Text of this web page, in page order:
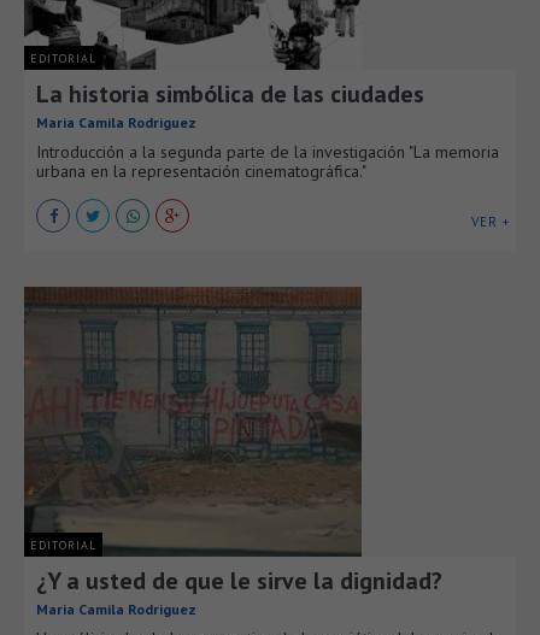
EDITORIAL
La historia simbólica de las ciudades
Maria Camila Rodriguez
Introducción a la segunda parte de la investigación "La memoria
urbana en la representación cinematográfica."
VER +
EDITORIAL
¿Y a usted de que le sirve la dignidad?
Maria Camila Rodriguez